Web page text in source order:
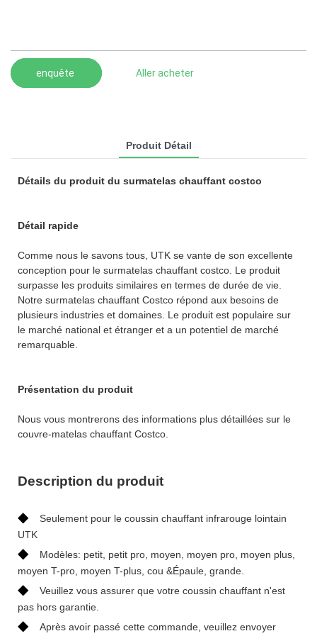
enquête Aller acheter
Produit Détail
Détails du produit du surmatelas chauffant costco
Détail rapide
Comme nous le savons tous, UTK se vante de son excellente
conception pour le surmatelas chauffant costco. Le produit
surpasse les produits similaires en termes de durée de vie.
Notre surmatelas chauffant Costco répond aux besoins de
plusieurs industries et domaines. Le produit est populaire sur
le marché national et étranger et a un potentiel de marché
remarquable.
Présentation du produit
Nous vous montrerons des informations plus détaillées sur le
couvre-matelas chauffant Costco.
Description du produit
◆
Seulement pour le coussin chauffant infrarouge lointain
UTK
◆
Modèles: petit, petit pro, moyen, moyen pro, moyen plus,
moyen T-pro, moyen T-plus, cou &Épaule, grande.
◆
Veuillez vous assurer que votre coussin chauffant n'est
pas hors garantie.
◆
Après avoir passé cette commande, veuillez envoyer